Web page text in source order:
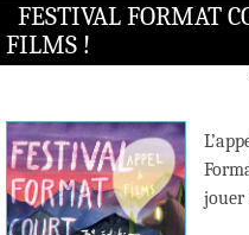
FESTIVAL FORMAT
FILMS !
jouer